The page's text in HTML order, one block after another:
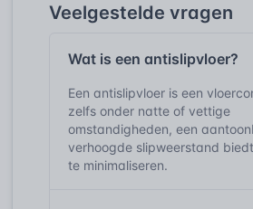
Veelgestelde vragen
Wat is een antislipvloer?
Een antislipvloer is een
zelfs onder natte of vettige
omstandigheden, een
verhoogde slipweerstand
te minimaliseren.